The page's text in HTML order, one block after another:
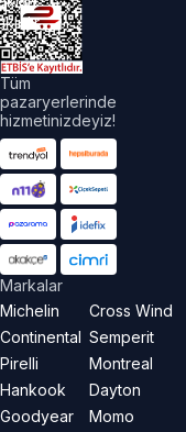
Tüm
pazaryerlerinde
hizmetinizdeyiz!
Markalar
Michelin
Continental
Pirelli
Hankook
Goodyear
Cross Wind
Semperit
Montreal
Dayton
Momo